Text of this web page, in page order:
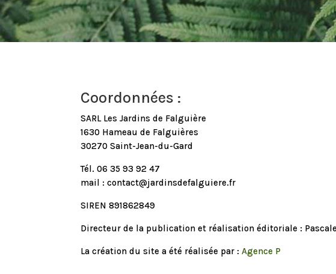
Coordonnées :
SARL Les Jardins de Falguière
1630 Hameau de Falguières
30270 Saint-Jean-du-Gard
Tél. 06 35 93 92 47
mail : contact@jardinsdefalguiere.fr
SIREN 891862849
Directeur de la publication et réalisation éditoriale : Pascale
La création du site a été réalisée par :Agence P